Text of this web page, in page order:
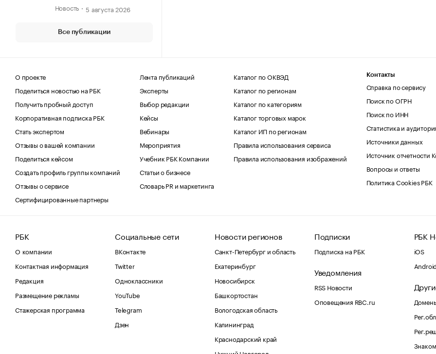
Новость
5 августа 2026
Все публикации
О проекте
Поделиться новостью на РБК
Получить пробный доступ
Корпоративная подписка РБК
Стать экспертом
Отзывы о вашей компании
Поделиться кейсом
Создать профиль группы компаний
Отзывы о сервисе
Сертифицированные партнеры
Лента публикаций
Эксперты
Выбор редакции
Кейсы
Вебинары
Мероприятия
Учебник РБК Компании
Статьи о бизнесе
Словарь PR и маркетинга
Каталог по ОКВЭД
Каталог по регионам
Каталог по категориям
Каталог торговых марок
Каталог ИП по регионам
Правила использования сервиса
Правила использования изображений
Контакты
Справка по сервису
Поиск по ОГРН
Поиск по ИНН
Статистика и
Источники данных
Источник отчетности
Вопросы и ответы
Политика Cookies РБК
РБК
О компании
Контактная информация
Редакция
Размещение рекламы
Стажерская программа
Социальные сети
ВКонтакте
Twitter
Одноклассники
YouTube
Telegram
Дзен
Новости регионов
Санкт-Петербург и область
Екатеринбург
Новосибирск
Башкортостан
Вологодская область
Калининград
Краснодарский край
Подписки
Подписка на РБК
Уведомления
RSS Новости
Оповещения RBC.ru
РБК
iOS